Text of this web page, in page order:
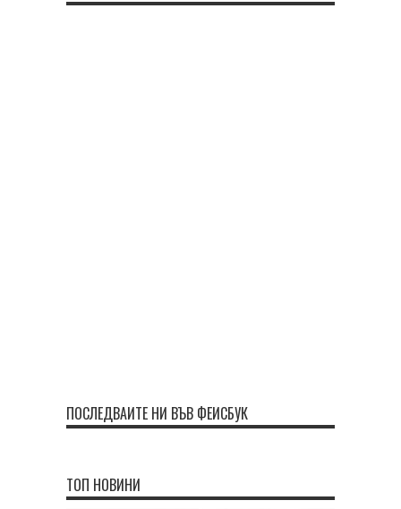
ПОСЛЕДВАЙТЕ НИ ВЪВ ФЕЙСБУК
ТОП НОВИНИ